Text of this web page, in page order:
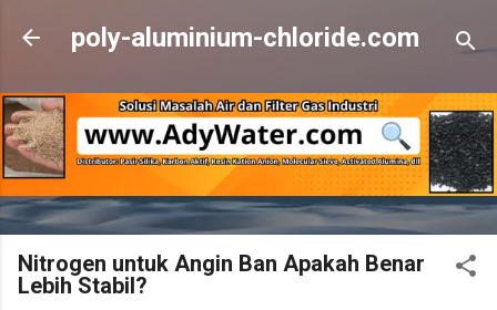
Skip to main content
poly-aluminium-chloride.com
Nitrogen untuk Angin Ban Apakah Benar
Lebih Stabil?